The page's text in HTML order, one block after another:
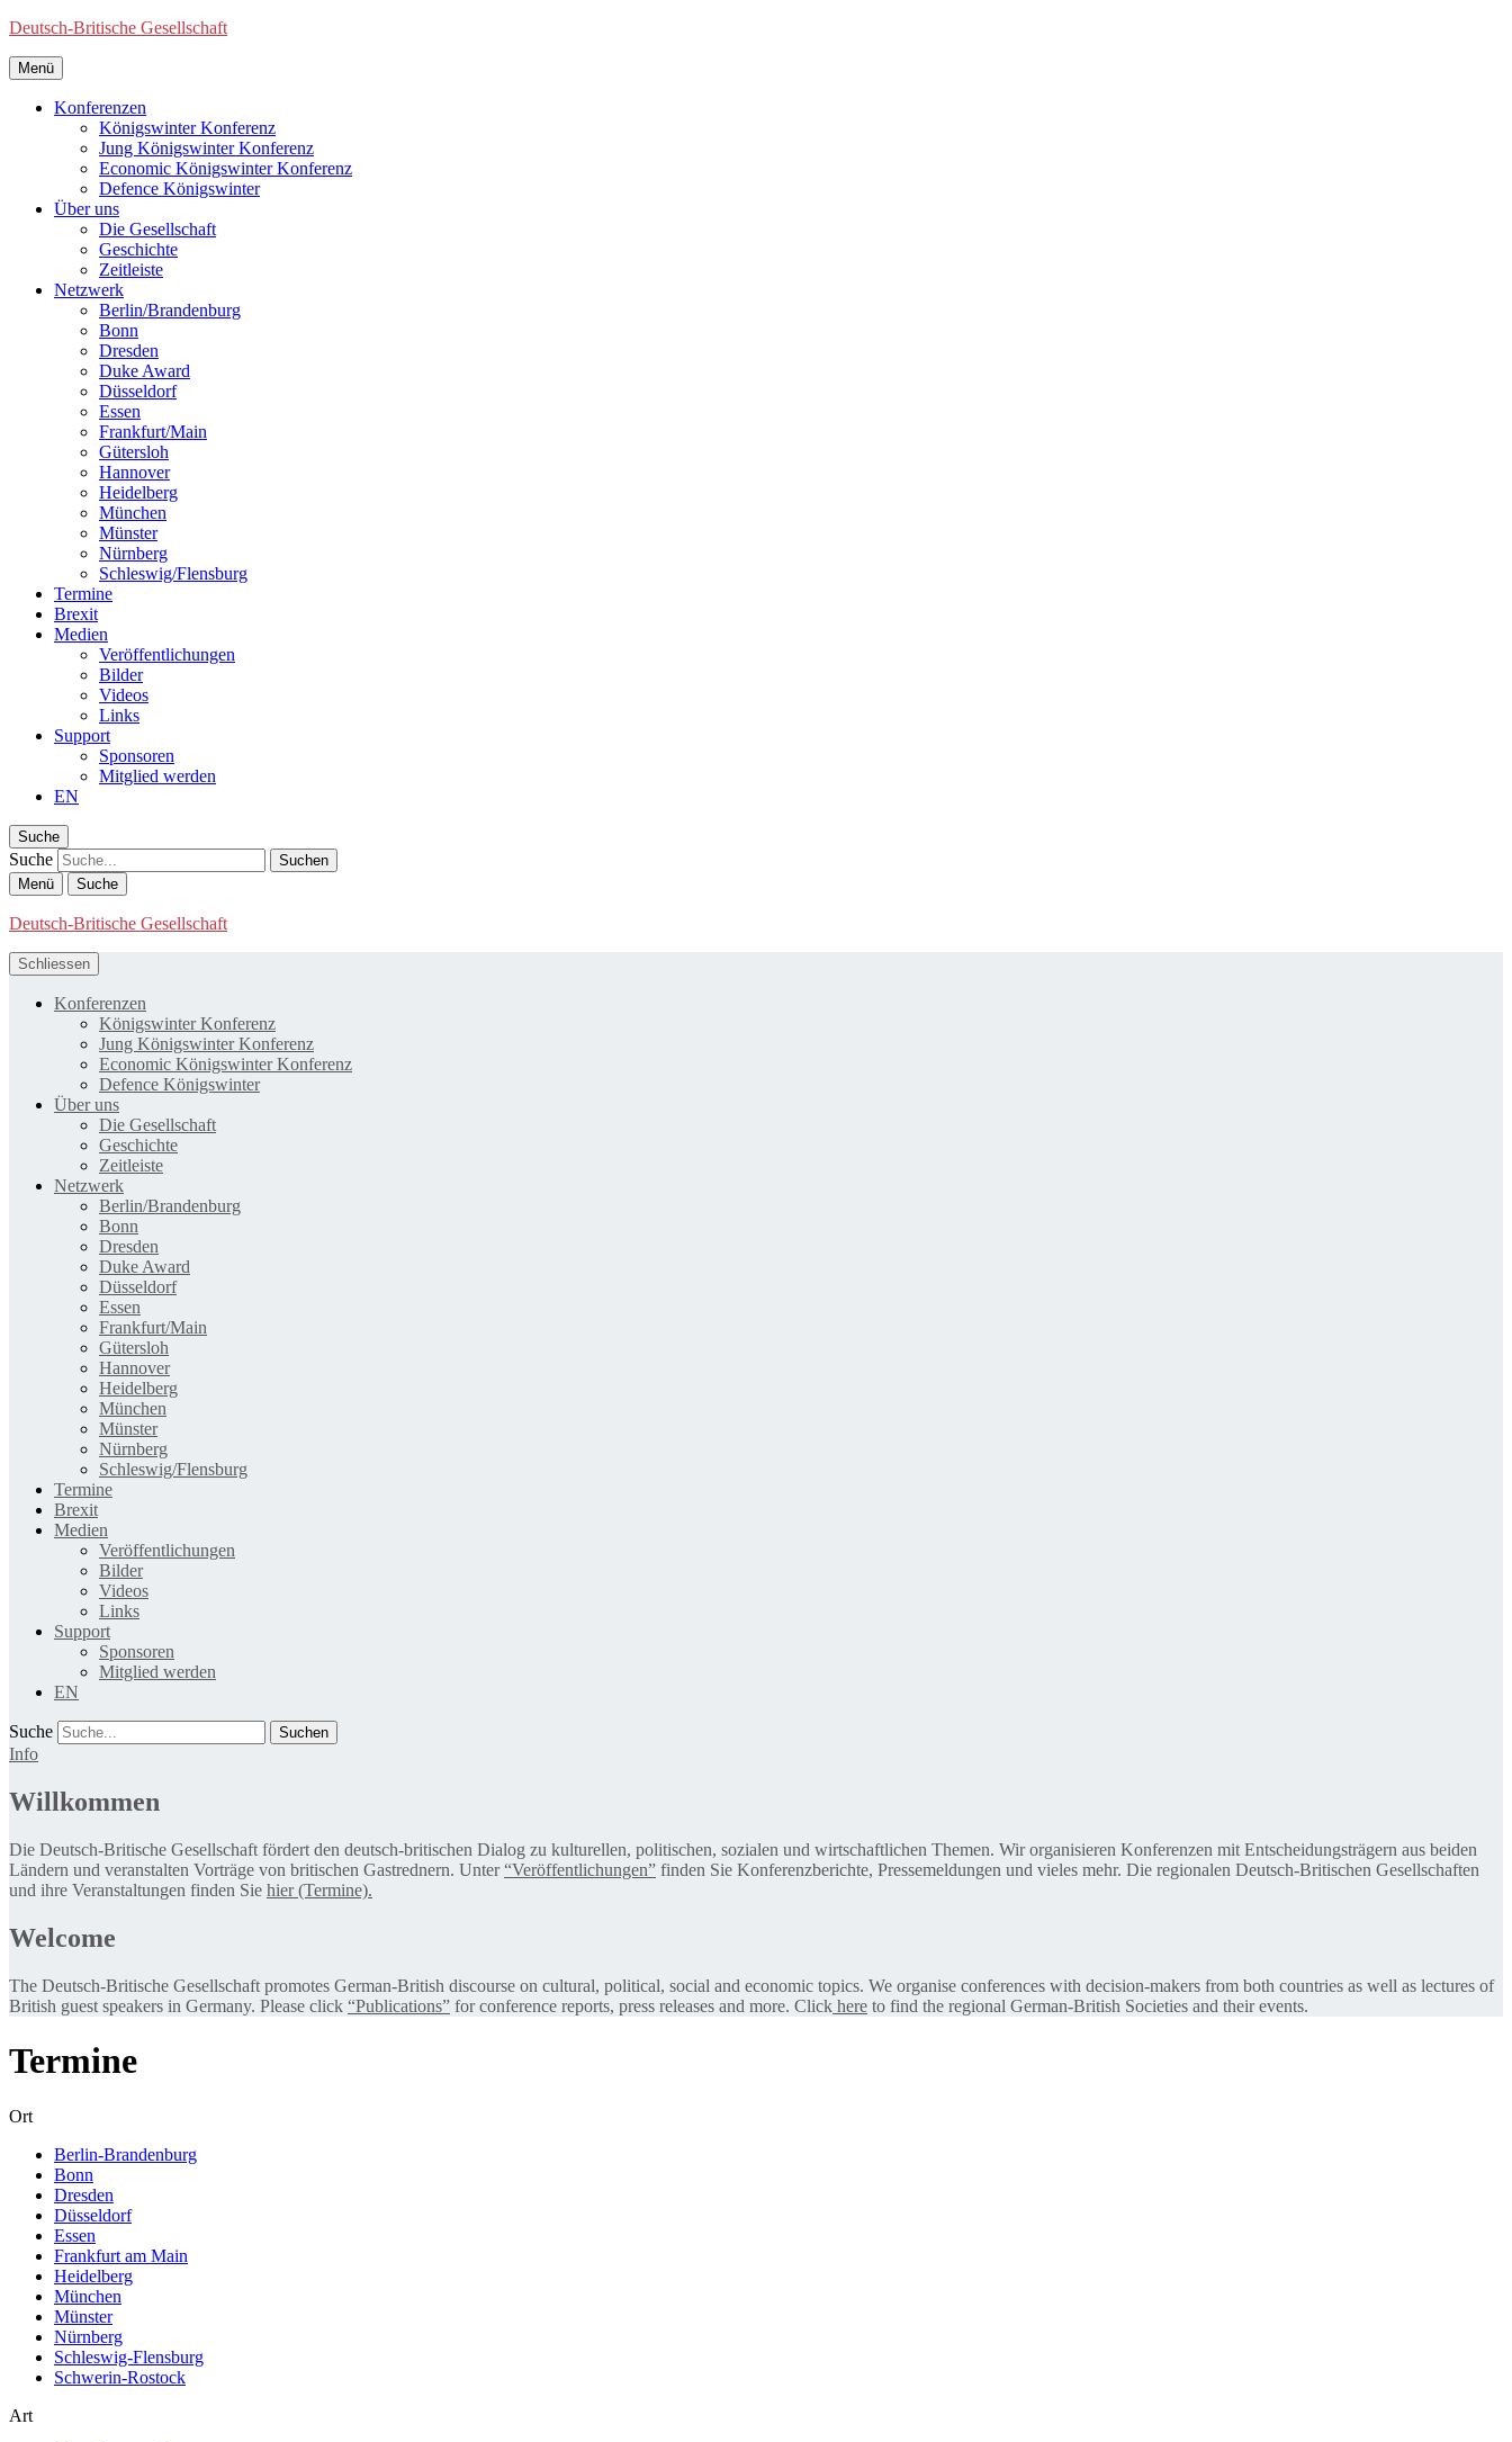
Deutsch-Britische Gesellschaft
Menü
Konferenzen
Königswinter Konferenz
Jung Königswinter Konferenz
Economic Königswinter Konferenz
Defence Königswinter
Über uns
Die Gesellschaft
Geschichte
Zeitleiste
Netzwerk
Berlin/Brandenburg
Bonn
Dresden
Duke Award
Düsseldorf
Essen
Frankfurt/Main
Gütersloh
Hannover
Heidelberg
München
Münster
Nürnberg
Schleswig/Flensburg
Termine
Brexit
Medien
Veröffentlichungen
Bilder
Videos
Links
Support
Sponsoren
Mitglied werden
EN
Suche
Suche
Menü Suche
Deutsch-Britische Gesellschaft
Schliessen
Konferenzen
Königswinter Konferenz
Jung Königswinter Konferenz
Economic Königswinter Konferenz
Defence Königswinter
Über uns
Die Gesellschaft
Geschichte
Zeitleiste
Netzwerk
Berlin/Brandenburg
Bonn
Dresden
Duke Award
Düsseldorf
Essen
Frankfurt/Main
Gütersloh
Hannover
Heidelberg
München
Münster
Nürnberg
Schleswig/Flensburg
Termine
Brexit
Medien
Veröffentlichungen
Bilder
Videos
Links
Support
Sponsoren
Mitglied werden
EN
Suche
Info
Willkommen
Die Deutsch-Britische Gesellschaft fördert den deutsch-britischen Dialog zu kulturellen, politischen, sozialen und wirtschaftlichen Themen. Wir organisieren Konferenzen mit Entscheidungsträgern aus beiden
Ländern und veranstalten Vorträge von britischen Gastrednern. Unter“Veröffentlichungen” finden Sie Konferenzberichte, Pressemeldungen und vieles mehr. Die regionalen Deutsch-Britischen Gesellschaften
und ihre Veranstaltungen finden Sie hier (Termine).
Welcome
The Deutsch-Britische Gesellschaft promotes German-British discourse on cultural, political, social and economic topics. We organise conferences with decision-makers from both countries as well as lectures of
British guest speakers in Germany. Please click “Publications” for conference reports, press releases and more. Click here to find the regional German-British Societies and their events.
Termine
Ort
Berlin-Brandenburg
Bonn
Dresden
Düsseldorf
Essen
Frankfurt am Main
Heidelberg
München
Münster
Nürnberg
Schleswig-Flensburg
Schwerin-Rostock
Art